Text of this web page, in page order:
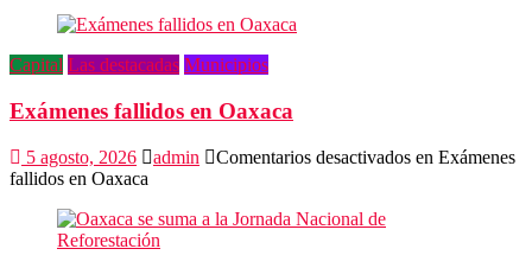
Capital Las destacadas Municipios
Exámenes fallidos en Oaxaca
5 agosto, 2026 admin Comentarios desactivados en Exámenes
fallidos en Oaxaca